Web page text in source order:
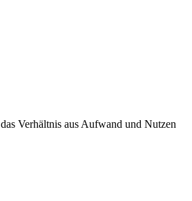
Verhältnis aus Aufwand und Nutzen